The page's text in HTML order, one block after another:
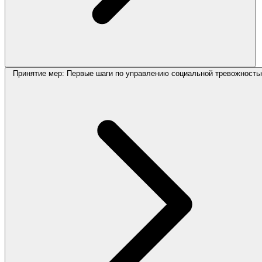
Принятие мер: Первые шаги по управлению социальной